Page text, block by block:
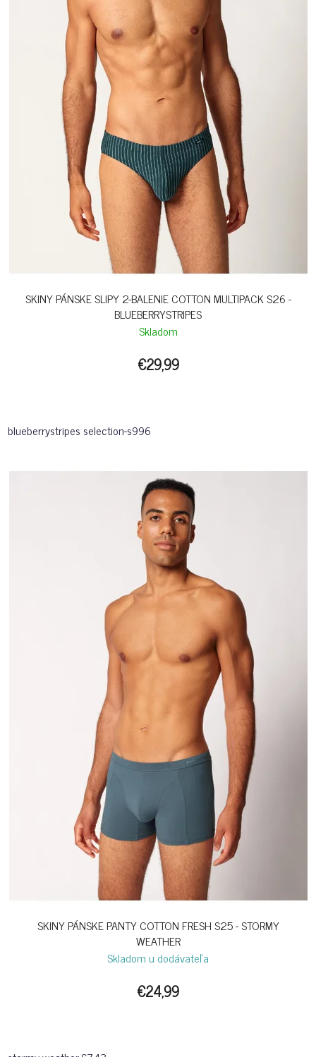
SKINY PÁNSKE SLIPY 2-BALENIE COTTON MULTIPACK S26 -
BLUEBERRYSTRIPES
Skladom
€29,99
blueberrystripes selection-s996
SKINY PÁNSKE PANTY COTTON FRESH S25 - STORMY
WEATHER
Skladom u dodávateľa
€24,99